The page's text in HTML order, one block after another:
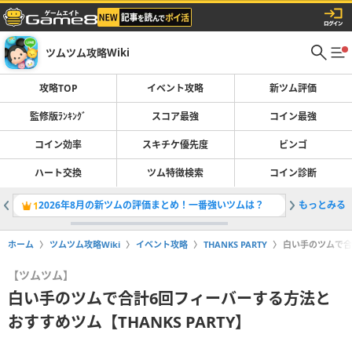
ツムツム攻略Wiki
攻略TOP イベント攻略 新ツム評価
監修版ﾗﾝｷﾝｸﾞ スコア最強 コイン最強
コイン効率 スキチケ優先度 ビンゴ
ハート交換 ツム特徴検索 コイン診断
12026年8月の新ツムの評価まとめ！一番強いツムは？ 2ツムツ
もっとみる
ホーム ツムツム攻略Wiki イベント攻略 THANKS PARTY 白い手のツムで
【ツムツム】
白い手のツムで合計6回フィーバーする方法と
おすすめツム【THANKS PARTY】